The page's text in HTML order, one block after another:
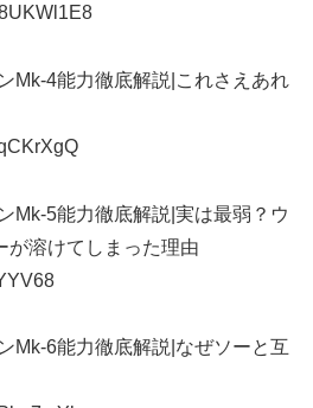
Mk-4能力徹底解説|これさえあれ
Mk-5能力徹底解説|実は最弱？ウ
が溶けてしまった理由
Mk-6能力徹底解説|なぜソーと互